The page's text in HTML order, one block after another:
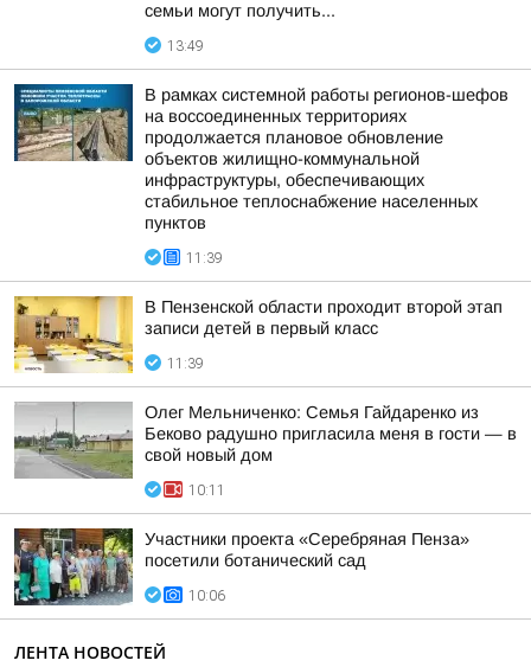
семьи могут получить...
13:49
В рамках системной работы регионов-шефов
на воссоединенных территориях
продолжается плановое обновление
объектов жилищно-коммунальной
инфраструктуры, обеспечивающих
стабильное теплоснабжение населенных
пунктов
11:39
В Пензенской области проходит второй этап
записи детей в первый класс
11:39
Олег Мельниченко: Семья Гайдаренко из
Беково радушно пригласила меня в гости — в
свой новый дом
10:11
Участники проекта «Серебряная Пенза»
посетили ботанический сад
10:06
ЛЕНТА НОВОСТЕЙ